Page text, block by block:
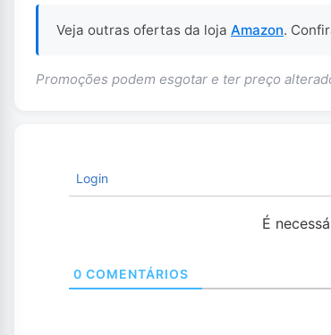
Veja outras ofertas da loja Amazon.
Promoções podem esgotar e ter preço
Login
É
0 COMENTÁRIOS